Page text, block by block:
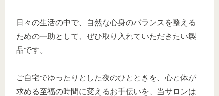
日々の生活の中で、自然な心身のバランスを整える
ための一助として、ぜひ取り入れていただきたい製
品です。
ご自宅でゆったりとした夜のひとときを、心と体が
求める至福の時間に変えるお手伝いを、当サロンは